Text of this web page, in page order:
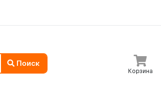
Поиск
Корзина